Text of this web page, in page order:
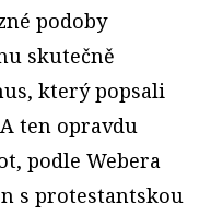
podoby
skutečně
který popsali
ten opravdu
podle Webera
s protestantskou